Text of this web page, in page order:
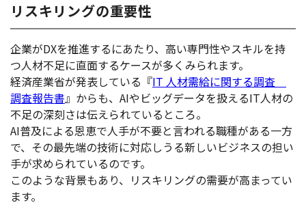
リスキリングの重要性
企業がDXを推進するにあたり、高い専門性やスキルを持
つ人材不足に直面するケースが多くみられます。
経済産業省が発表している『IT 人材需給に関する調査
調査報告書』からも、AIやビッグデータを扱えるIT人材の
不足の深刻さは伝えられているところ。
AI普及による恩恵で人手が不要と言われる職種がある一方
で、その最先端の技術に対応しうる新しいビジネスの担い
手が求められているのです。
このような背景もあり、リスキリングの需要が高まってい
ます。